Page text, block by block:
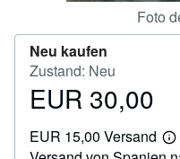
Foto
Neu kaufen
Zustand: Neu
Preis
30,00
EUR 30,00
EUR 15,00 Versand